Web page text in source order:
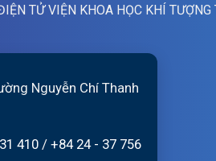
TỬ VIỆN KHOA HỌC KHÍ
Nguyễn Chí Thanh
410 / +84 24 - 37 756